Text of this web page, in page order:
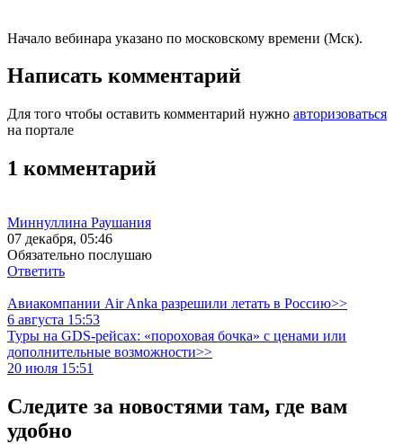
Начало вебинара указано по московскому времени (Мск).
Написать комментарий
Для того чтобы оставить комментарий нужно авторизоваться
на портале
1 комментарий
Миннуллина Раушания
07 декабря, 05:46
Обязательно послушаю
Ответить
Авиакомпании Air Anka разрешили летать в Россию>>
6 августа 15:53
Туры на GDS-рейсах: «пороховая бочка» с ценами или
дополнительные возможности>>
20 июля 15:51
Следите за новостями там, где вам
удобно